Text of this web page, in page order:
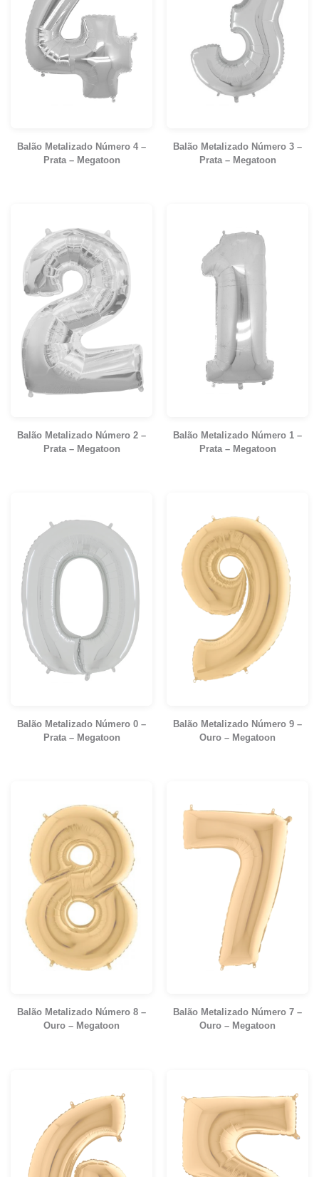
Balão Metalizado Número 4 –
Prata – Megatoon
Balão Metalizado Número 3 –
Prata – Megatoon
Balão Metalizado Número 2 –
Prata – Megatoon
Balão Metalizado Número 1 –
Prata – Megatoon
Balão Metalizado Número 0 –
Prata – Megatoon
Balão Metalizado Número 9 –
Ouro – Megatoon
Balão Metalizado Número 8 –
Ouro – Megatoon
Balão Metalizado Número 7 –
Ouro – Megatoon